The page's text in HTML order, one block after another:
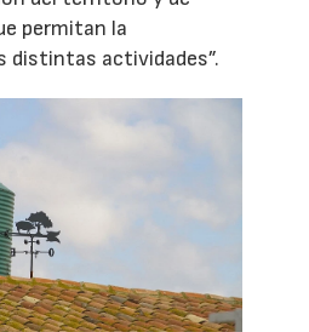
permitan la
distintas actividades”.